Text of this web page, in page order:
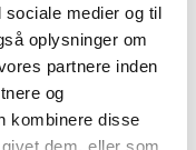
medier og til
oplysninger om
partnere inden
og
kombinere disse
dem, eller som
specielt for
–
rettigheder,
andre
ved